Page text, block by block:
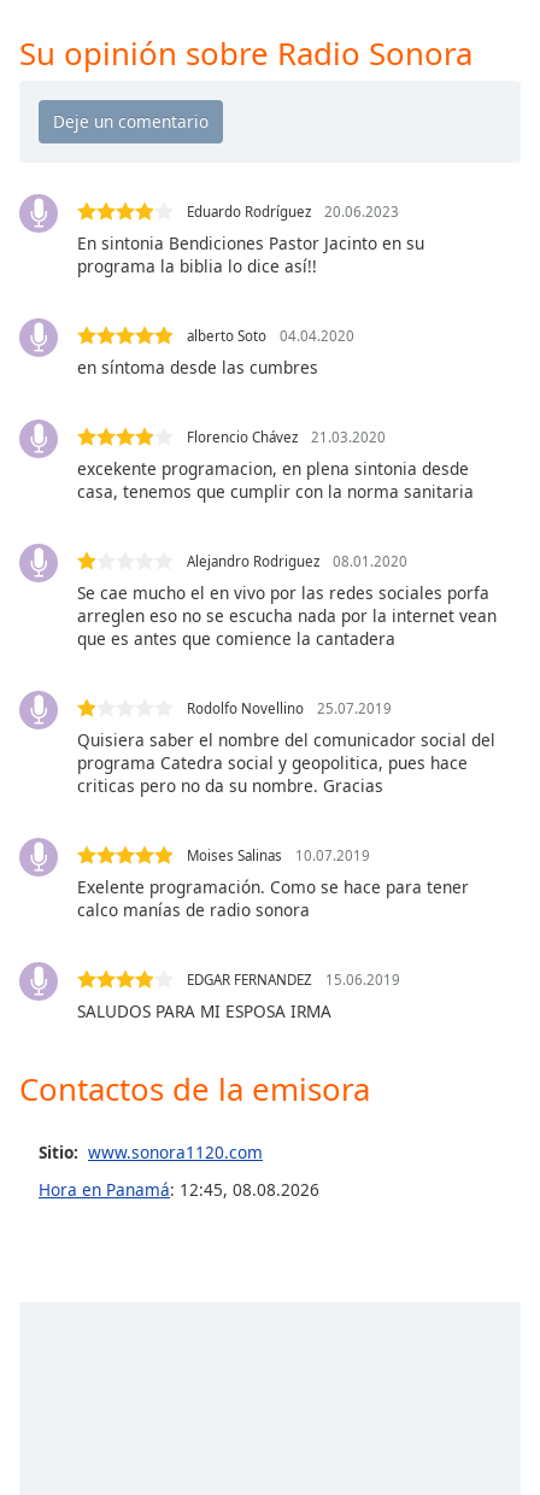
Chapters
descriptions
selected
Subtitles
subtitles
subtitles
settings
dialog
off
selected
Picture-
in-
Picture
Fullscreen
modal
window.
dialog
cancel
close
window.
Su opinión sobre Radio Sonora
Eduardo Rodríguez 20.06.2023
En sintonia Bendiciones Pastor Jacinto en su
programa la biblia lo dice así!!
alberto Soto 04.04.2020
en síntoma desde las cumbres
Florencio Chávez 21.03.2020
excekente programacion, en plena sintonia desde
casa, tenemos que cumplir con la norma sanitaria
Alejandro Rodriguez 08.01.2020
Se cae mucho el en vivo por las redes sociales porfa
arreglen eso no se escucha nada por la internet vean
que es antes que comience la cantadera
Rodolfo Novellino 25.07.2019
Quisiera saber el nombre del comunicador social del
programa Catedra social y geopolitica, pues hace
criticas pero no da su nombre. Gracias
Moises Salinas 10.07.2019
Exelente programación. Como se hace para tener
calco manías de radio sonora
EDGAR FERNANDEZ 15.06.2019
SALUDOS PARA MI ESPOSA IRMA
Contactos de la emisora
Sitio: www.sonora1120.com
Hora en Panamá: 12:45, 08.08.2026